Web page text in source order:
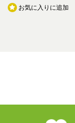
お気に入りに追加